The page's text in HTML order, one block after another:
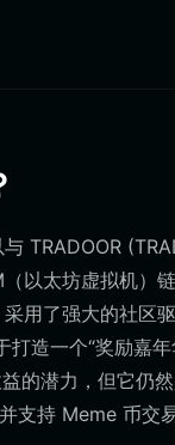
TRADOOR
以太坊虚拟机）
用了强大的社
造一个“奖励嘉
的潜力，但它仍
持 Meme 币交